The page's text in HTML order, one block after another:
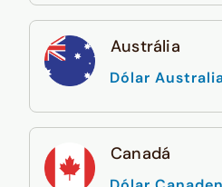
Austrália
Dólar
Canadá